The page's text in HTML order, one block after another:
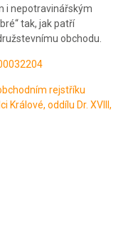
i nepotravinářským
tak, jak patří
obchodu.
rejstříku
Králové, oddílu Dr. XVIII,